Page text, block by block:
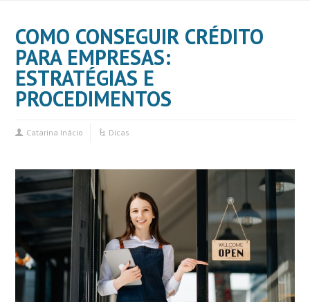
COMO CONSEGUIR CRÉDITO
PARA EMPRESAS:
ESTRATÉGIAS E
PROCEDIMENTOS
Catarina Inácio Dicas